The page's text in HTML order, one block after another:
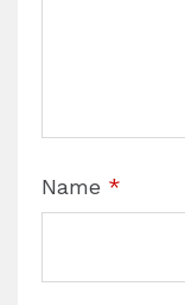
Name *